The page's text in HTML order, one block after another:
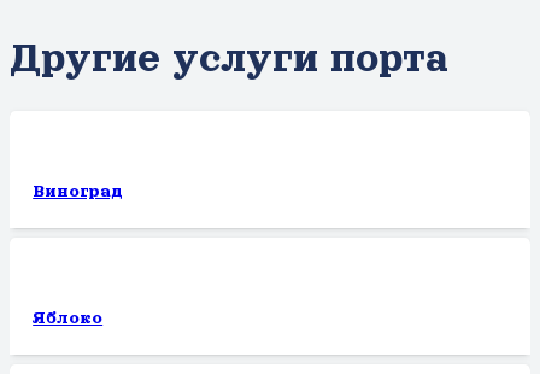
Другие услуги порта
Виноград
Яблоко